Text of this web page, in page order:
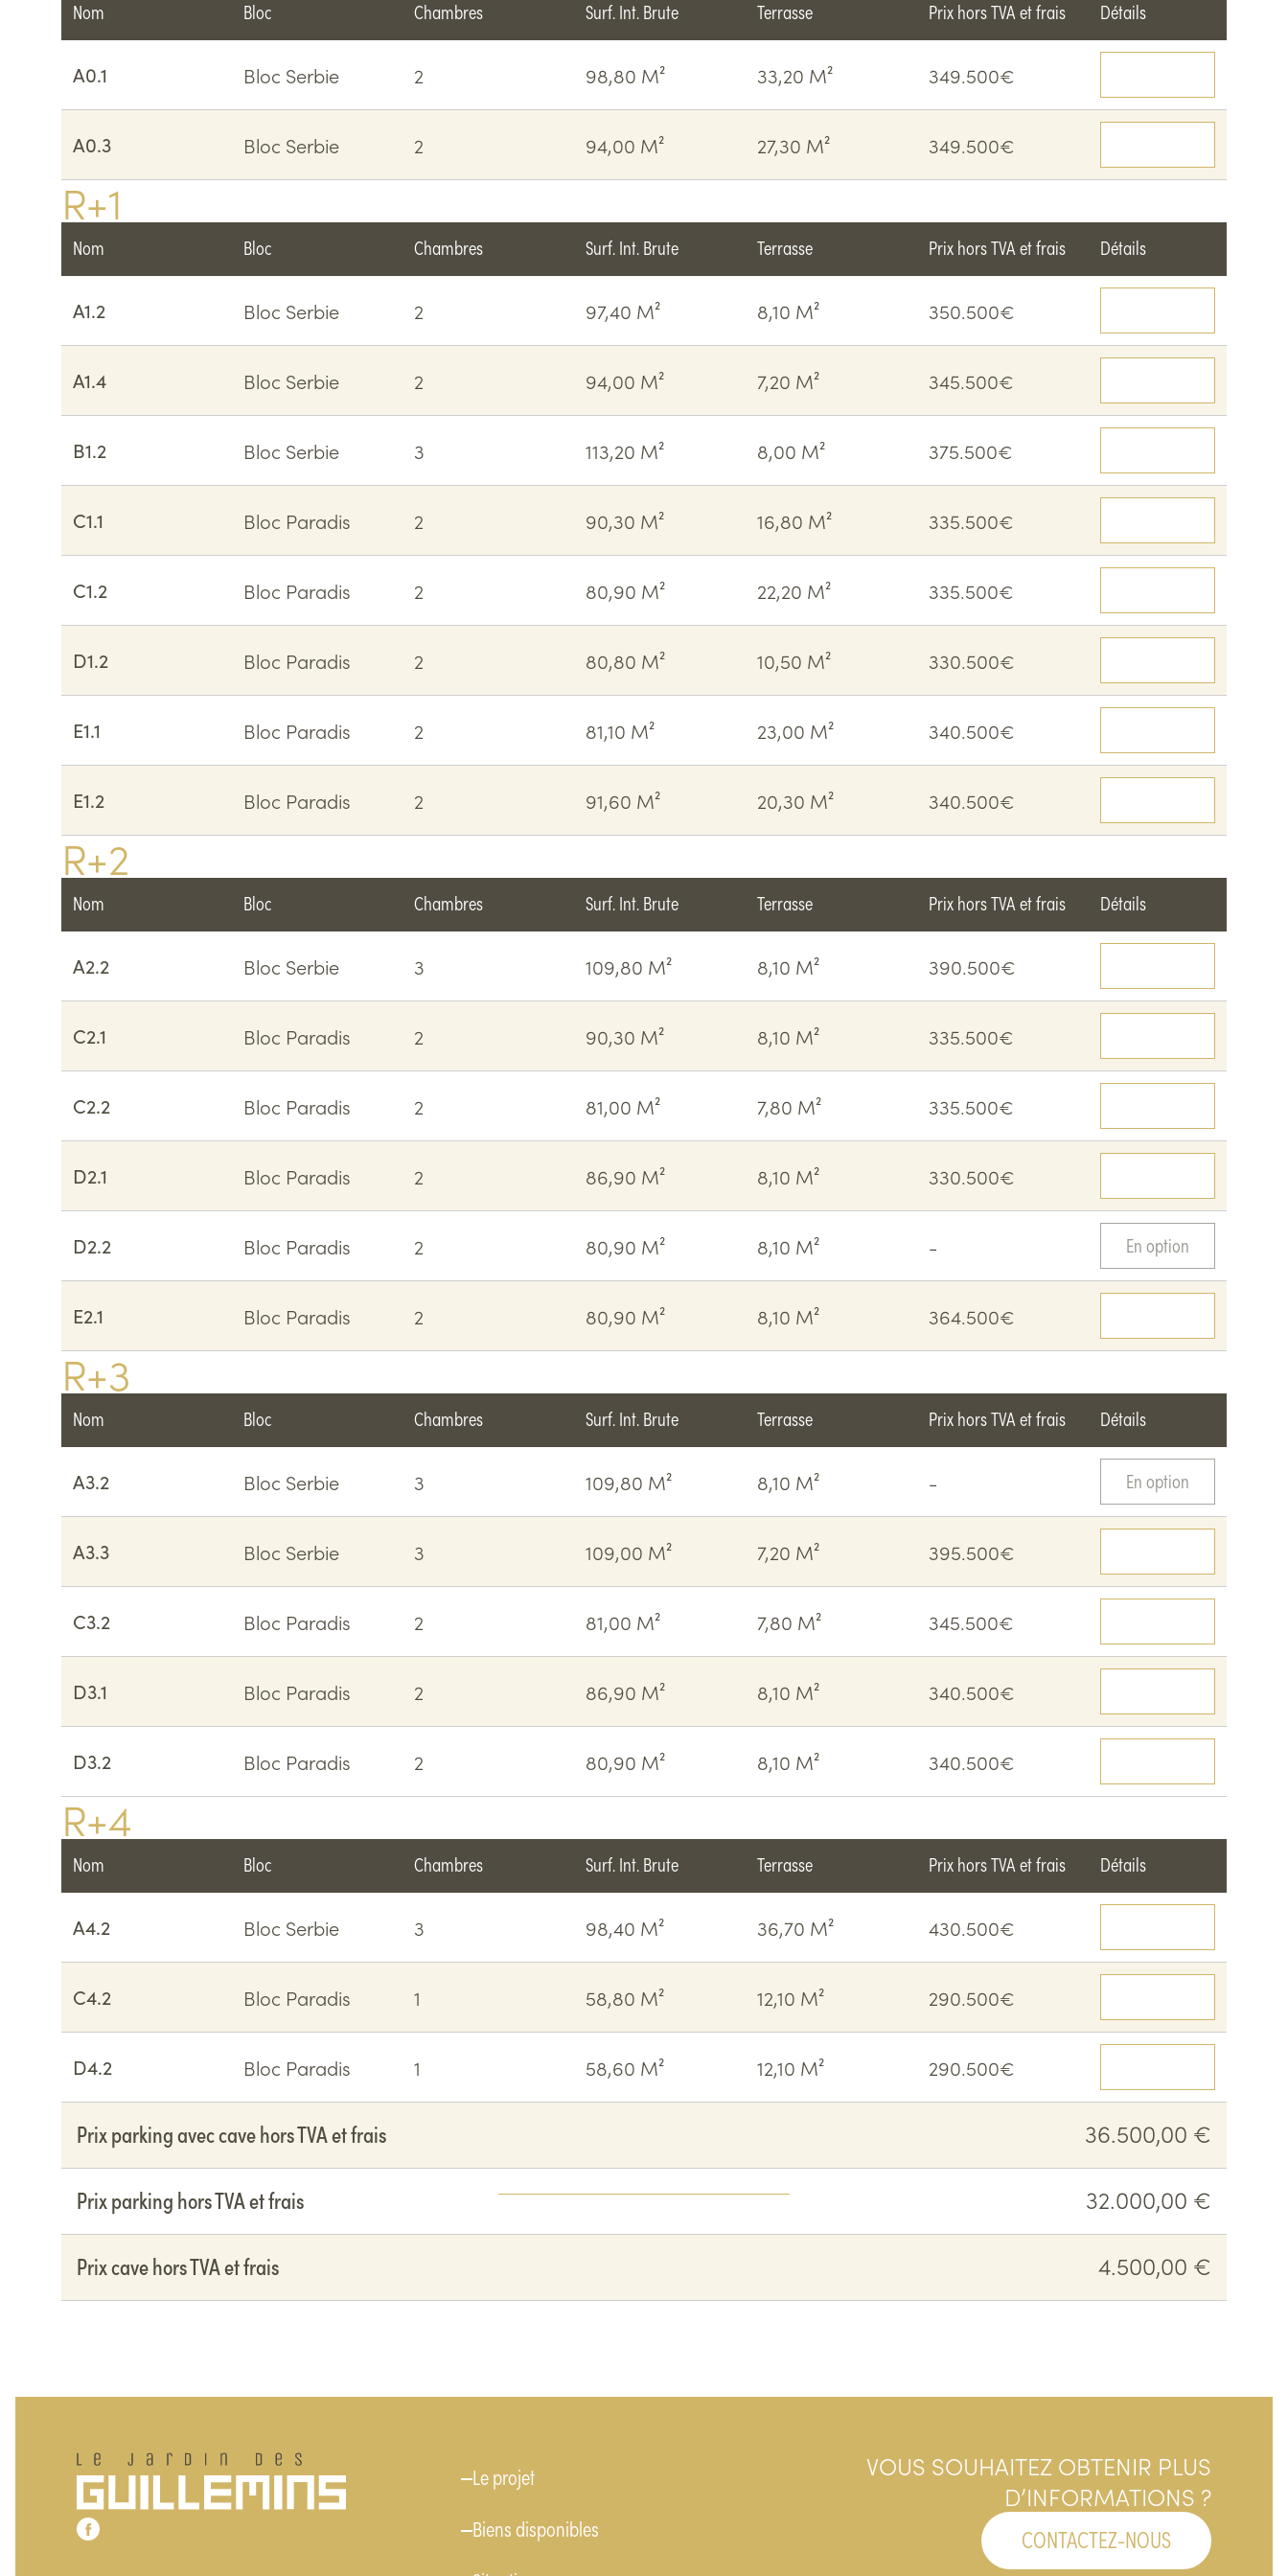
Nom Bloc Chambres Surf. Int. Brute Terrasse Prix hors TVA et frais Détails
A0.1 Bloc Serbie 2 98,80 M² 33,20 M² 349.500€
A0.3 Bloc Serbie 2 94,00 M² 27,30 M² 349.500€
R+1
Nom Bloc Chambres Surf. Int. Brute Terrasse Prix hors TVA et frais Détails
A1.2 Bloc Serbie 2 97,40 M² 8,10 M² 350.500€
A1.4 Bloc Serbie 2 94,00 M² 7,20 M² 345.500€
B1.2 Bloc Serbie 3 113,20 M² 8,00 M² 375.500€
C1.1 Bloc Paradis 2 90,30 M² 16,80 M² 335.500€
C1.2 Bloc Paradis 2 80,90 M² 22,20 M² 335.500€
D1.2 Bloc Paradis 2 80,80 M² 10,50 M² 330.500€
E1.1 Bloc Paradis 2 81,10 M² 23,00 M² 340.500€
E1.2 Bloc Paradis 2 91,60 M² 20,30 M² 340.500€
R+2
Nom Bloc Chambres Surf. Int. Brute Terrasse Prix hors TVA et frais Détails
A2.2 Bloc Serbie 3 109,80 M² 8,10 M² 390.500€
C2.1 Bloc Paradis 2 90,30 M² 8,10 M² 335.500€
C2.2 Bloc Paradis 2 81,00 M² 7,80 M² 335.500€
D2.1 Bloc Paradis 2 86,90 M² 8,10 M² 330.500€
D2.2 Bloc Paradis 2 80,90 M² 8,10 M² - En option
E2.1 Bloc Paradis 2 80,90 M² 8,10 M² 364.500€
R+3
Nom Bloc Chambres Surf. Int. Brute Terrasse Prix hors TVA et frais Détails
A3.2 Bloc Serbie 3 109,80 M² 8,10 M² - En option
A3.3 Bloc Serbie 3 109,00 M² 7,20 M² 395.500€
C3.2 Bloc Paradis 2 81,00 M² 7,80 M² 345.500€
D3.1 Bloc Paradis 2 86,90 M² 8,10 M² 340.500€
D3.2 Bloc Paradis 2 80,90 M² 8,10 M² 340.500€
R+4
Nom Bloc Chambres Surf. Int. Brute Terrasse Prix hors TVA et frais Détails
A4.2 Bloc Serbie 3 98,40 M² 36,70 M² 430.500€
C4.2 Bloc Paradis 1 58,80 M² 12,10 M² 290.500€
D4.2 Bloc Paradis 1 58,60 M² 12,10 M² 290.500€
Prix parking avec cave hors TVA et frais 36.500,00 €
Prix parking hors TVA et frais 32.000,00 €
Prix cave hors TVA et frais 4.500,00 €
Pied de pageLe jardin des Guillemins
Notre page Facebook
Le projet
Biens disponibles
VOUS SOUHAITEZ OBTENIR PLUS
D’INFORMATIONS ?
CONTACTEZ-NOUS